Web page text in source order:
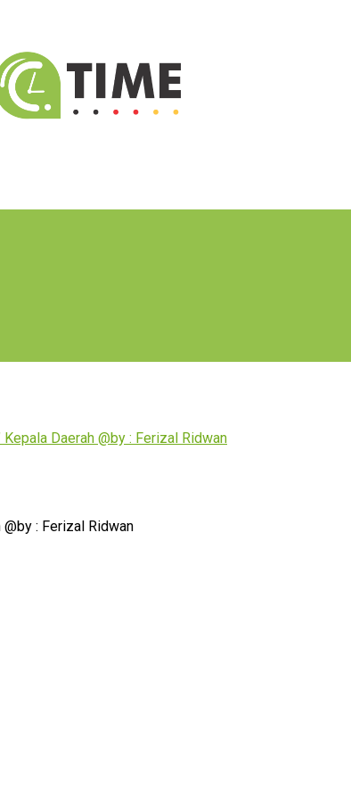
Kepala Daerah @by : Ferizal Ridwan